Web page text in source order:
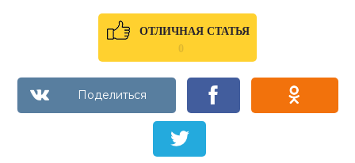
ОТЛИЧНАЯ СТАТЬЯ
0